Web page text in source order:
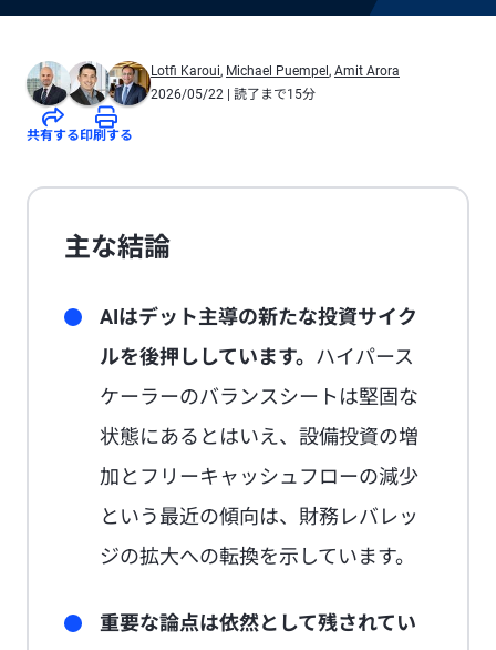
Lotfi Karoui, Michael Puempel , Amit Arora
2026/05/22 | 読了まで15分
共有する印刷する
主な結論
AIはデット主導の新たな投資サイク
ルを後押ししています。 ハイパース
ケーラーのバランスシートは堅固な
状態にあるとはいえ、設備投資の増
加とフリーキャッシュフローの減少
という最近の傾向は、財務レバレッ
ジの拡大への転換を示しています。
重要な論点は依然として残されてい